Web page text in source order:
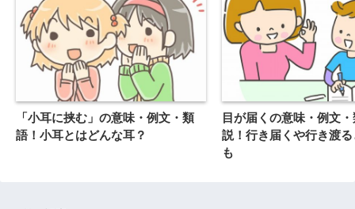
「小耳に挟む」の意味・例文・類
語！小耳とはどんな耳？
目が届くの意味・例文
説！行き届くや行き渡
も